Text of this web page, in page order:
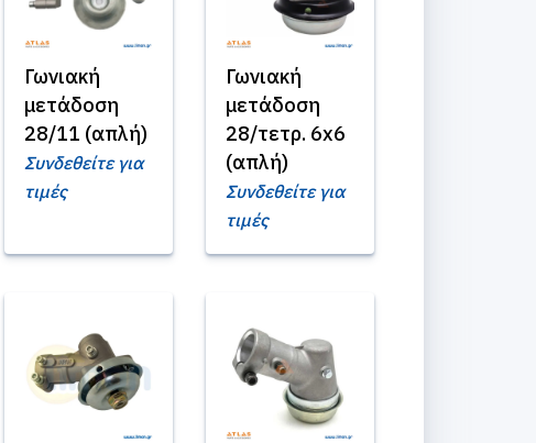
Γωνιακή
μετάδοση
28/11 (απλή)
Συνδεθείτε για
τιμές
Γωνιακή
μετάδοση
28/τετρ. 6x6
(απλή)
Συνδεθείτε για
τιμές